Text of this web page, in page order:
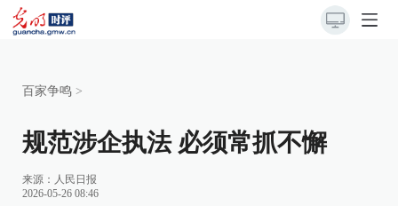
百家争鸣 >
规范涉企执法 必须常抓不懈
来源： 人民日报
2026-05-26 08:46